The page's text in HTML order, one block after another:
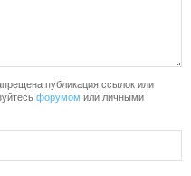
публикация ссылок или
форумом или личными